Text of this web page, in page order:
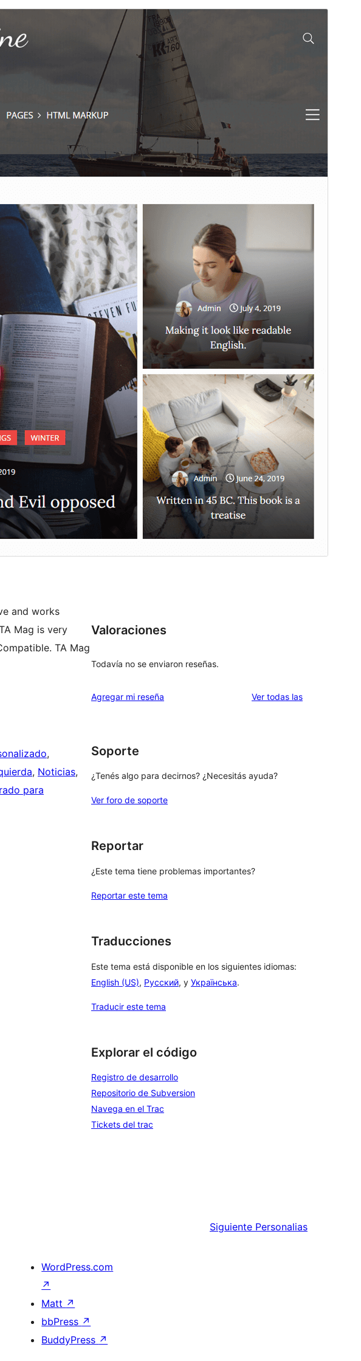
Vista previa Descargar
Versión
Última actualización
28 ’28+00:00′ marzo ’28+00:00′ 2025
Instalaciones activas
Versión de PHP
Página de inicio del tema
and works
Mag is very
TA Mag
, Noticias
para
Valoraciones
Todavía no se enviaron reseñas.
Agregar mi reseña Ver todas lasreseñas
Soporte
¿Tenés algo para decirnos? ¿Necesitás ayuda?
Ver foro de soporte
Reportar
¿Este tema tiene problemas importantes?
Reportar este tema
Traducciones
Este tema está disponible en los siguientes idiomas:
English (US), Русский, y Українська.
Traducir este tema
Explorar el código
Registro de desarrollo
Repositorio de Subversion
Navega en el Trac
Tickets del trac
Siguiente Personalias
WordPress.com
↗
Matt ↗
bbPress ↗
BuddyPress ↗